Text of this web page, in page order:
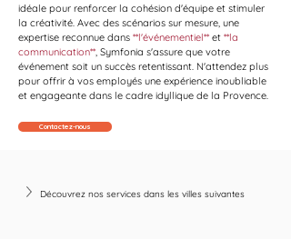
idéale pour renforcer la cohésion d'équipe et stimuler
la créativité. Avec des scénarios sur mesure, une
expertise reconnue dans **l'événementiel** et **la
communication**, Symfonia s'assure que votre
événement soit un succès retentissant. N'attendez plus
pour offrir à vos employés une expérience inoubliable
et engageante dans le cadre idyllique de la Provence.
Contactez-nous
Découvrez nos services dans les villes suivantes